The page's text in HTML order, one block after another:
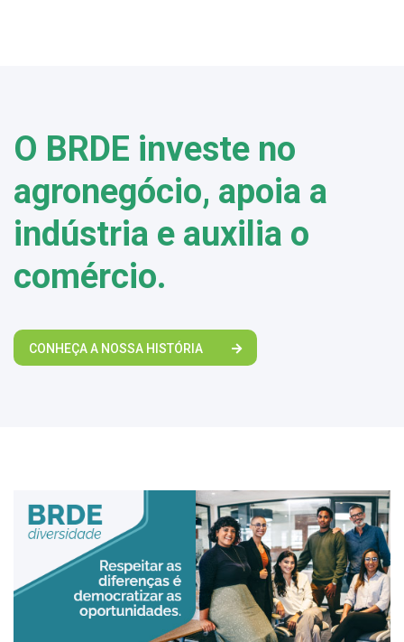
O BRDE investe no
agronegócio, apoia a
indústria e auxilia o
comércio.
CONHEÇA A NOSSA HISTÓRIA